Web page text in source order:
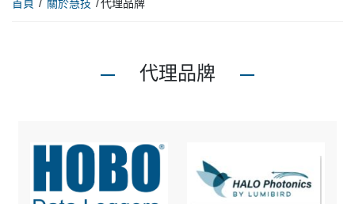
首頁 關於慧技 代理品牌
代理品牌